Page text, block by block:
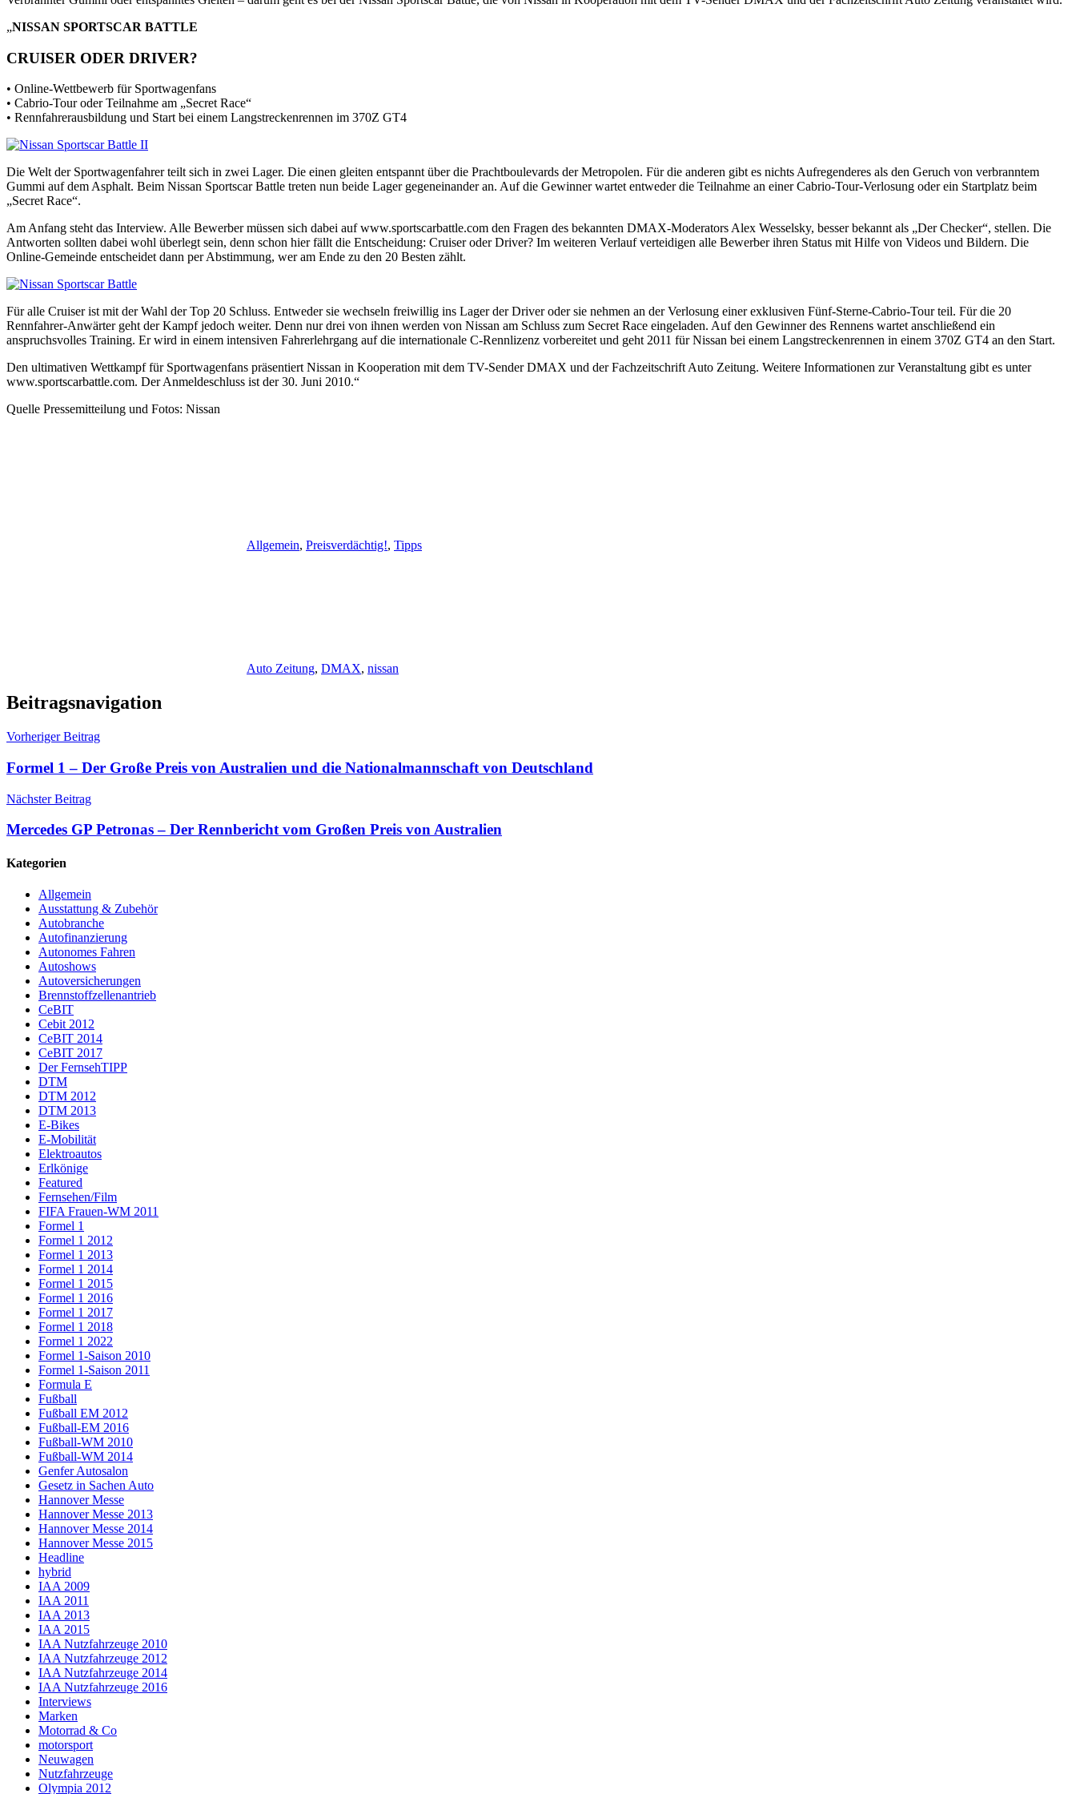
„NISSAN SPORTSCAR BATTLE
CRUISER ODER DRIVER?
• Online-Wettbewerb für Sportwagenfans
• Cabrio-Tour oder Teilnahme am „Secret Race“
• Rennfahrerausbildung und Start bei einem Langstreckenrennen im 370Z GT4
Die Welt der Sportwagenfahrer teilt sich in zwei Lager. Die einen gleiten entspannt über die Prachtboulevards der Metropolen. Für die anderen gibt es nichts Aufregenderes als den Geruch von verbranntem
Gummi auf dem Asphalt. Beim Nissan Sportscar Battle treten nun beide Lager gegeneinander an. Auf die Gewinner wartet entweder die Teilnahme an einer Cabrio-Tour-Verlosung oder ein Startplatz beim
„Secret Race“.
Am Anfang steht das Interview. Alle Bewerber müssen sich dabei auf www.sportscarbattle.com den Fragen des bekannten DMAX-Moderators Alex Wesselsky, besser bekannt als „Der Checker“, stellen. Die
Antworten sollten dabei wohl überlegt sein, denn schon hier fällt die Entscheidung: Cruiser oder Driver? Im weiteren Verlauf verteidigen alle Bewerber ihren Status mit Hilfe von Videos und Bildern. Die
Online-Gemeinde entscheidet dann per Abstimmung, wer am Ende zu den 20 Besten zählt.
Für alle Cruiser ist mit der Wahl der Top 20 Schluss. Entweder sie wechseln freiwillig ins Lager der Driver oder sie nehmen an der Verlosung einer exklusiven Fünf-Sterne-Cabrio-Tour teil. Für die 20
Rennfahrer-Anwärter geht der Kampf jedoch weiter. Denn nur drei von ihnen werden von Nissan am Schluss zum Secret Race eingeladen. Auf den Gewinner des Rennens wartet anschließend ein
anspruchsvolles Training. Er wird in einem intensiven Fahrerlehrgang auf die internationale C-Rennlizenz vorbereitet und geht 2011 für Nissan bei einem Langstreckenrennen in einem 370Z GT4 an den Start.
Den ultimativen Wettkampf für Sportwagenfans präsentiert Nissan in Kooperation mit dem TV-Sender DMAX und der Fachzeitschrift Auto Zeitung. Weitere Informationen zur Veranstaltung gibt es unter
www.sportscarbattle.com. Der Anmeldeschluss ist der 30. Juni 2010.“
Quelle Pressemitteilung und Fotos: Nissan
Allgemein, Preisverdächtig!, Tipps
Auto Zeitung, DMAX, nissan
Beitragsnavigation
Vorheriger Beitrag
Formel 1 – Der Große Preis von Australien und die Nationalmannschaft von Deutschland
Nächster Beitrag
Mercedes GP Petronas – Der Rennbericht vom Großen Preis von Australien
Kategorien
Allgemein
Ausstattung & Zubehör
Autobranche
Autofinanzierung
Autonomes Fahren
Autoshows
Autoversicherungen
Brennstoffzellenantrieb
CeBIT
Cebit 2012
CeBIT 2014
CeBIT 2017
Der FernsehTIPP
DTM
DTM 2012
DTM 2013
E-Bikes
E-Mobilität
Elektroautos
Erlkönige
Featured
Fernsehen/Film
FIFA Frauen-WM 2011
Formel 1
Formel 1 2012
Formel 1 2013
Formel 1 2014
Formel 1 2015
Formel 1 2016
Formel 1 2017
Formel 1 2018
Formel 1 2022
Formel 1-Saison 2010
Formel 1-Saison 2011
Formula E
Fußball
Fußball EM 2012
Fußball-EM 2016
Fußball-WM 2010
Fußball-WM 2014
Genfer Autosalon
Gesetz in Sachen Auto
Hannover Messe
Hannover Messe 2013
Hannover Messe 2014
Hannover Messe 2015
Headline
hybrid
IAA 2009
IAA 2011
IAA 2013
IAA 2015
IAA Nutzfahrzeuge 2010
IAA Nutzfahrzeuge 2012
IAA Nutzfahrzeuge 2014
IAA Nutzfahrzeuge 2016
Interviews
Marken
Motorrad & Co
motorsport
Neuwagen
Nutzfahrzeuge
Olympia 2012